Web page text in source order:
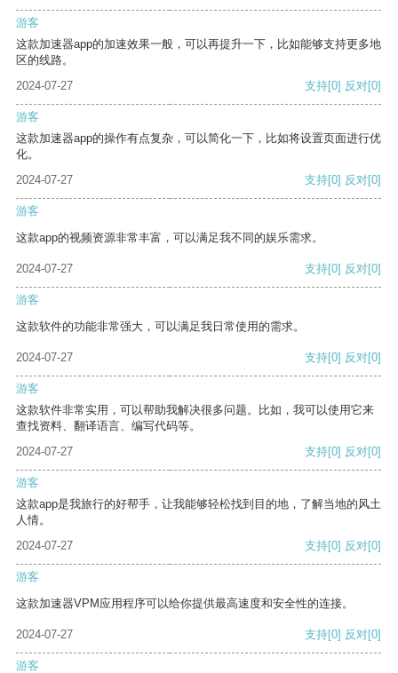
游客
这款加速器app的加速效果一般，可以再提升一下，比如能够支持更多地
区的线路。
2024-07-27
支持[0] 反对[0]
游客
这款加速器app的操作有点复杂，可以简化一下，比如将设置页面进行优
化。
2024-07-27
支持[0] 反对[0]
游客
这款app的视频资源非常丰富，可以满足我不同的娱乐需求。
2024-07-27 支持[0] 反对[0]
游客
这款软件的功能非常强大，可以满足我日常使用的需求。
2024-07-27 支持[0] 反对[0]
游客
这款软件非常实用，可以帮助我解决很多问题。比如，我可以使用它来
查找资料、翻译语言、编写代码等。
2024-07-27
支持[0] 反对[0]
游客
这款app是我旅行的好帮手，让我能够轻松找到目的地，了解当地的风土
人情。
2024-07-27
支持[0] 反对[0]
游客
这款加速器VPM应用程序可以给你提供最高速度和安全性的连接。
2024-07-27 支持[0] 反对[0]
游客